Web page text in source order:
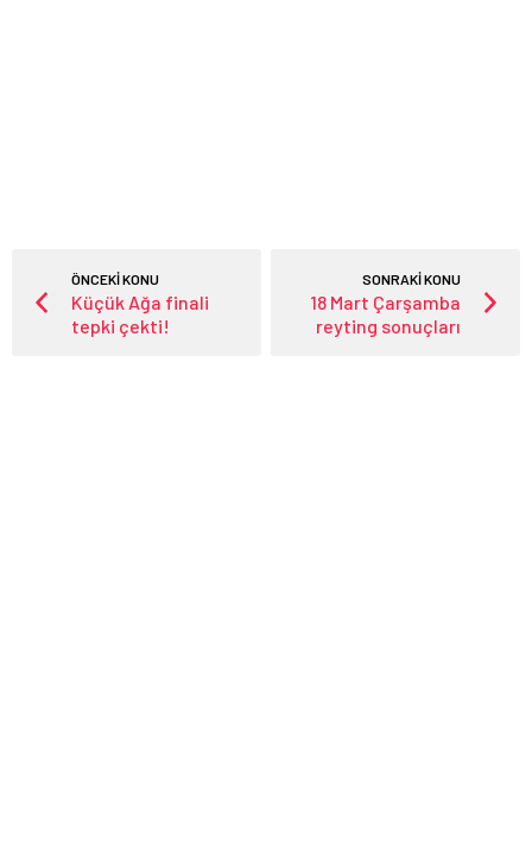
ÖNCEKİ KONU
Küçük Ağa finali
tepki çekti!
SONRAKİ KONU
18 Mart Çarşamba
reyting sonuçları